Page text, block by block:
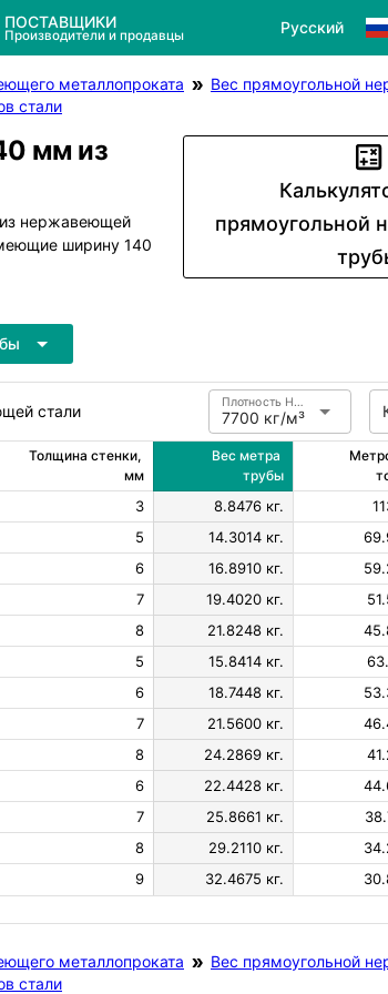
ПОСТАВЩИКИ
Производители и продавцы Русский
металлопроката
Вес прямоугольной
стали
мм из
из нержавеющей
ширину 140
прямоугольной
стали 7700 кг/м³
Плотность Нержавеющая сталь
Толщина стенки,
мм
Вес метра
трубы
3 8.8476 кг.
5 14.3014 кг.
6 16.8910 кг.
7 19.4020 кг.
8 21.8248 кг.
5 15.8414 кг.
6 18.7448 кг.
7 21.5600 кг.
8 24.2869 кг.
6 22.4428 кг.
7 25.8661 кг.
8 29.2110 кг.
9 32.4675 кг.
металлопроката
Вес прямоугольной
стали